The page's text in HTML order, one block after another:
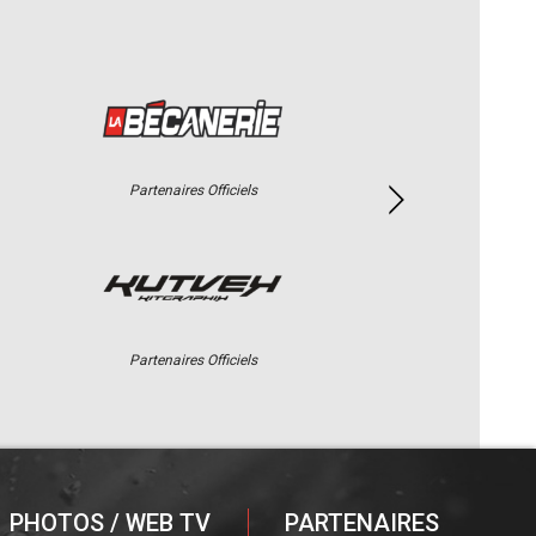
Partenaires Officiels
Partenaires Officiels
PHOTOS / WEB TV PARTENAIRES